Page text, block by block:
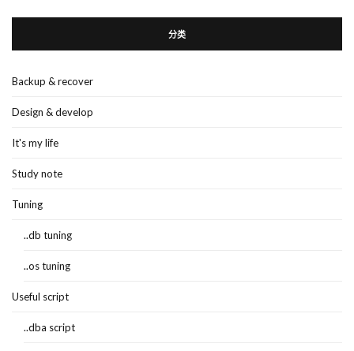
分类
Backup & recover
Design & develop
It's my life
Study note
Tuning
..db tuning
..os tuning
Useful script
..dba script